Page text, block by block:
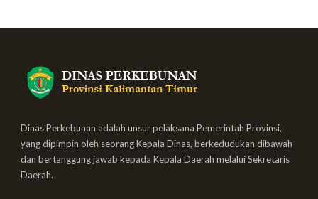
Dinas Perkebunan adalah unsur pelaksana Pemerintah Provinsi,
yang dipimpin oleh seorang Kepala Dinas, berkedudukan dibawah
dan bertanggung jawab kepada Kepala Daerah melalui Sekretaris
Daerah.